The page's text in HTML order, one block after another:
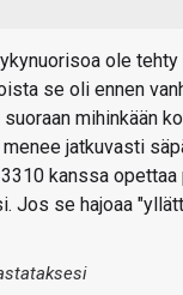
ole
se oli ennen
mihinkään
jatkuvasti
kanssa opettaa
Jos se hajoaa